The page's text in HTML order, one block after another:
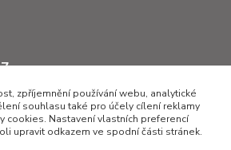
zpříjemnění používání webu, analytické
souhlasu také pro účely cílení reklamy
cookies. Nastavení vlastních preferencí
upravit odkazem ve spodní části stránek.